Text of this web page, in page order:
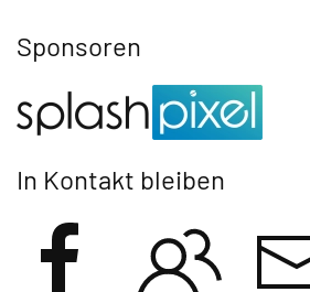
Sponsoren
In Kontakt bleiben